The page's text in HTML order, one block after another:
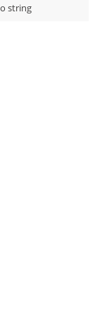
string